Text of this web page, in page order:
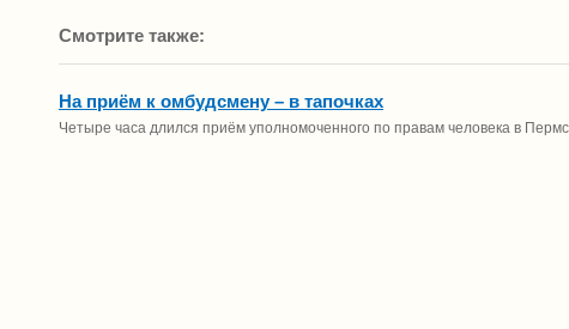
Смотрите также:
На приём к омбудсмену – в тапочках
Четыре часа длился приём уполномоченного по правам человека в